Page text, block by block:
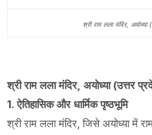
श्री राम लला मंदिर, अयोध्या
श्री राम लला मंदिर, अयोध्या (उत्तर
1. ऐतिहासिक और धार्मिक पृष्ठभूमि
श्री राम लला मंदिर, जिसे अयोध्या में